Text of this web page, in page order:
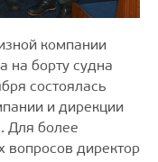
компании
на борту судна
состоялась
и дирекции
Для более
вопросов директор